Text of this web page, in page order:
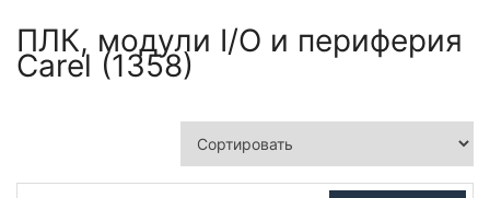
ПЛК, модули I/O и периферия
Carel (1358)